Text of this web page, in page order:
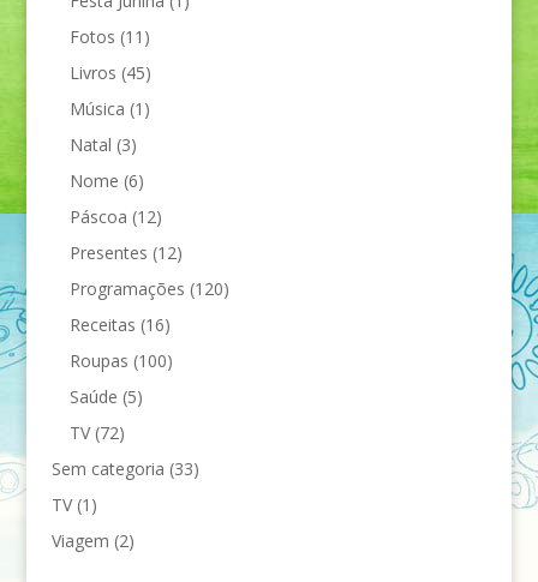
Fotos (11)
Livros (45)
Música (1)
Natal (3)
Nome (6)
Páscoa (12)
Presentes (12)
Programações (120)
Receitas (16)
Roupas (100)
Saúde (5)
TV(72)
Sem categoria (33)
TV(1)
Viagem (2)